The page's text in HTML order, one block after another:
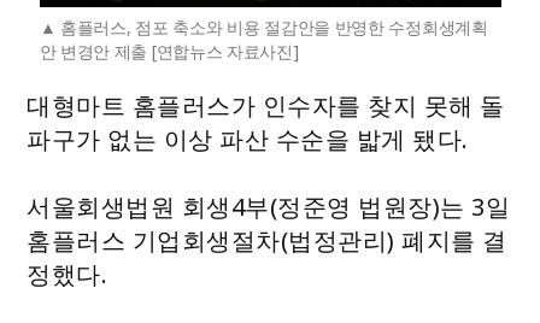
홈플러스, 점포 축소와 비용 절감안을 반영한 수정회생계획
안 변경안 제출 [연합뉴스 자료사진]
대형마트 홈플러스가 인수자를 찾지 못해 돌
파구가 없는 이상 파산 수순을 밟게 됐다.
서울회생법원 회생4부(정준영 법원장)는 3일
홈플러스 기업회생절차(법정관리) 폐지를 결
정했다.